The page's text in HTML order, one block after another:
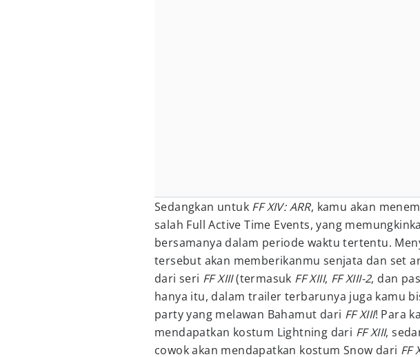
Sedangkan untuk FF XIV: ARR, kamu akan
salah Full Active Time Events, yang
bersamanya dalam periode waktu tertentu.
tersebut akan memberikanmu senjata dan set
dari seri FF XIII(termasuk FF XIII, FF XIII-2, dan
hanya itu, dalam trailer terbarunya juga kamu
party yang melawan Bahamut dari FF XIII! Para
mendapatkan kostum Lightning dari FF XIII,
cowok akan mendapatkan kostum Snow dari FF